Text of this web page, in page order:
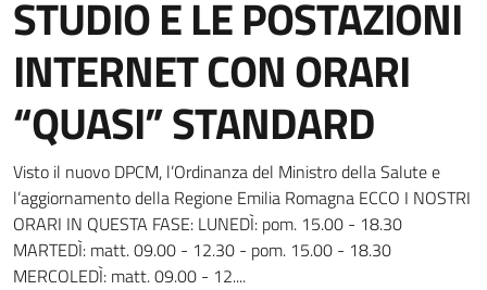
STUDIO E LE POSTAZIONI
INTERNET CON ORARI
“QUASI” STANDARD
Dettagli della notizia
Visto il nuovo DPCM, l’Ordinanza del Ministro della Salute e
l’aggiornamento della Regione Emilia Romagna ECCO I NOSTRI
ORARI IN QUESTA FASE: LUNEDÌ: pom. 15.00 - 18.30
MARTEDÌ: matt. 09.00 - 12.30 - pom. 15.00 - 18.30
MERCOLEDÌ: matt. 09.00 - 12....